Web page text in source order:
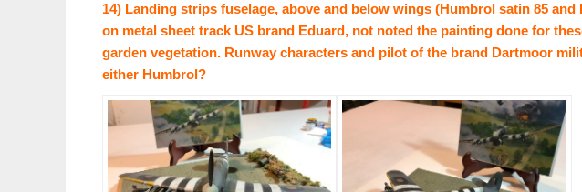
14) Landing strips fuselage, above and below wings (Humbrol satin 85 and
on metal sheet track US brand Eduard, not noted the painting done for
garden vegetation. Runway characters and pilot of the brand Dartmoor
either Humbrol?